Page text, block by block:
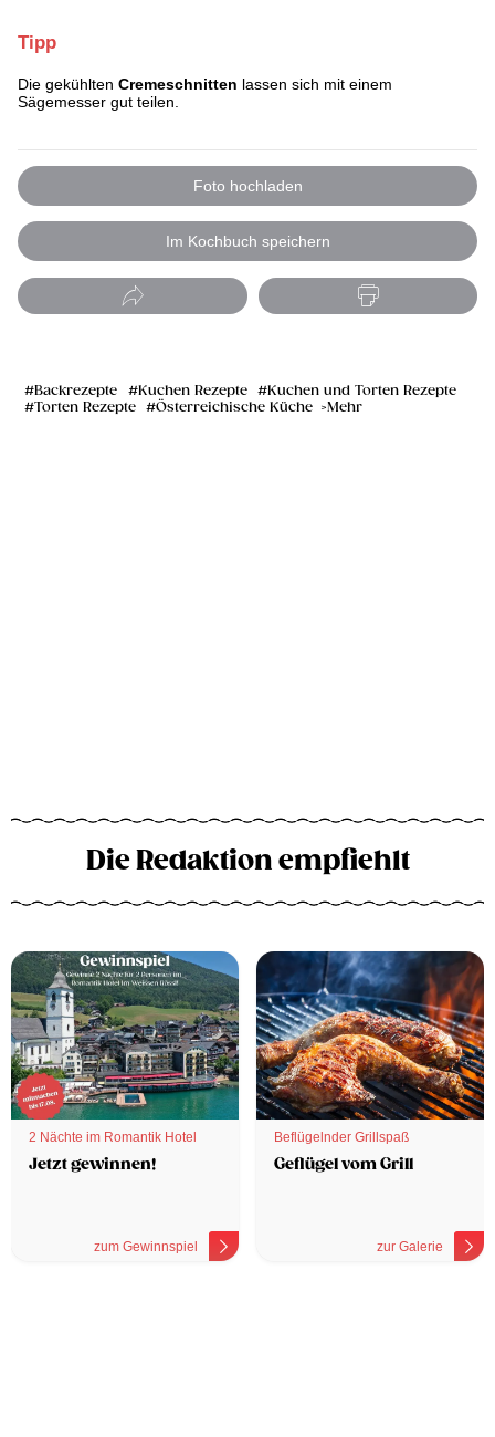
Tipp
Die gekühlten Cremeschnitten lassen sich mit einem
Sägemesser gut teilen.
Foto hochladen
Im Kochbuch speichern
Backrezepte Kuchen Rezepte
Kuchen und Torten Rezepte
Torten Rezepte
Österreichische Küche Mehr
Die Redaktion empfiehlt
2 Nächte im Romantik Hotel
Jetzt gewinnen!
zum Gewinnspiel
Beflügelnder Grillspaß
Geflügel vom Grill
zur Galerie